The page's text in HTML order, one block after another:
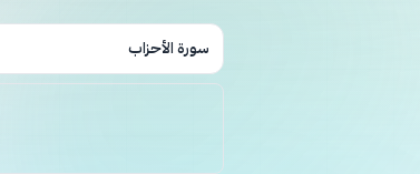
سورة الأحزاب